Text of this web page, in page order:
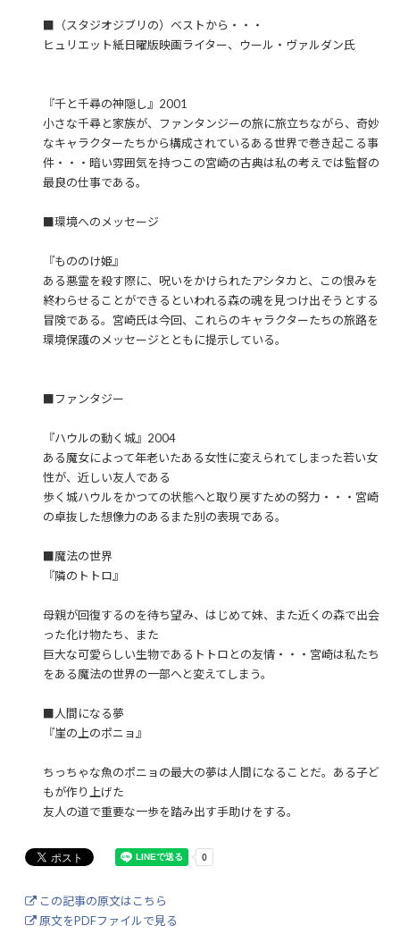
■（スタジオジブリの）ベストから・・・
ヒュリエット紙日曜版映画ライター、ウール・ヴァルダン氏
『千と千尋の神隠し』2001
小さな千尋と家族が、ファンタンジーの旅に旅立ちながら、奇妙
なキャラクターたちから構成されているある世界で巻き起こる事
件・・・暗い雰囲気を持つこの宮崎の古典は私の考えでは監督の
最良の仕事である。
■環境へのメッセージ
『もののけ姫』
ある悪霊を殺す際に、呪いをかけられたアシタカと、この恨みを
終わらせることができるといわれる森の魂を見つけ出そうとする
冒険である。宮崎氏は今回、これらのキャラクターたちの旅路を
環境保護のメッセージとともに提示している。
■ファンタジー
『ハウルの動く城』2004
ある魔女によって年老いたある女性に変えられてしまった若い女
性が、近しい友人である
歩く城ハウルをかつての状態へと取り戻すための努力・・・宮崎
の卓抜した想像力のあるまた別の表現である。
■魔法の世界
『隣のトトロ』
母親が回復するのを待ち望み、はじめて妹、また近くの森で出会
った化け物たち、また
巨大な可愛らしい生物であるトトロとの友情・・・宮崎は私たち
をある魔法の世界の一部へと変えてしまう。
■人間になる夢
『崖の上のポニョ』
ちっちゃな魚のポニョの最大の夢は人間になることだ。ある子ど
もが作り上げた
友人の道で重要な一歩を踏み出す手助けをする。
この記事の原文はこちら
原文をPDFファイルで見る